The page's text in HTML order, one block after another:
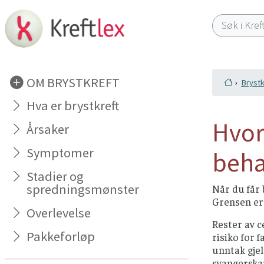
OM BRYSTKREFT
Hva er brystkreft
Årsaker
Symptomer
Stadier og
spredningsmønster
Overlevelse
Pakkeforløp
Når du får
Grensen
Rester av
risiko for
unntak